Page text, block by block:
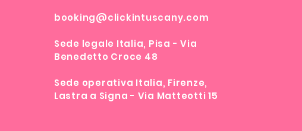
booking@clickintuscany.com
Sede legale Italia, Pisa - Via
Benedetto Croce 48
Sede operativa Italia, Firenze,
Lastra a Signa - Via Matteotti 15